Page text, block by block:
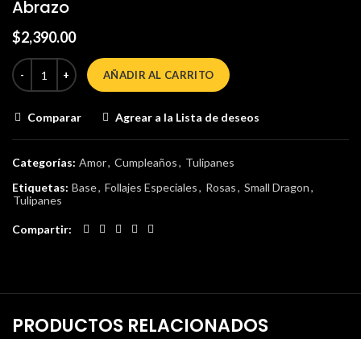
Abrazo
$2,390.00
AÑADIR AL CARRITO
Comparar Agrear a la Lista de deseos
Categorías: Amor, Cumpleaños, Tulipanes
Etiquetas: Base, Follajes Especiales, Rosas, Small Dragon,
Tulipanes
Compartir
PRODUCTOS RELACIONADOS